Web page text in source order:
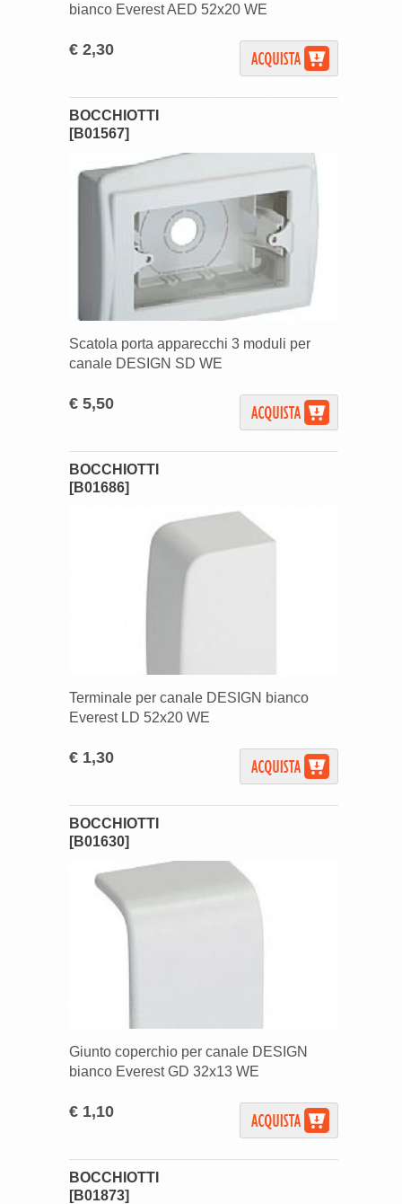
bianco Everest AED 52x20 WE
€ 2,30
BOCCHIOTTI
[B01567]
Scatola porta apparecchi 3 moduli per
canale DESIGN SD WE
€ 5,50
BOCCHIOTTI
[B01686]
Terminale per canale DESIGN bianco
Everest LD 52x20 WE
€ 1,30
BOCCHIOTTI
[B01630]
Giunto coperchio per canale DESIGN
bianco Everest GD 32x13 WE
€ 1,10
BOCCHIOTTI
[B01873]